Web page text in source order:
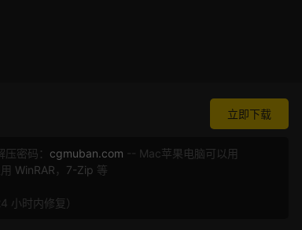
立即下载
密码： cgmuban.com -- Mac苹果电脑可以用
WinRAR ， 7-Zip 等
小时内修复）